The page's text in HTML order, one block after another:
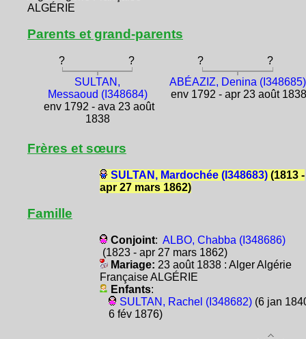
ALGÉRIE
Parents et grand-parents
? ? ?
?
SULTAN,
Messaoud (I348684)
env 1792 - ava 23 août
1838
ABÉAZIZ, Denina (I348685)
env 1792 - apr 23 août
Frères et sœurs
SULTAN, Mardochée (I348683)(1813 -
apr 27 mars 1862)
Famille
Conjoint: ALBO, Chabba (I348686)
(1823 - apr 27 mars 1862)
Mariage: 23 août 1838 : Alger Algérie
Française ALGÉRIE
Enfants:
SULTAN, Rachel (I348682)(6 jan
6 fév 1876)